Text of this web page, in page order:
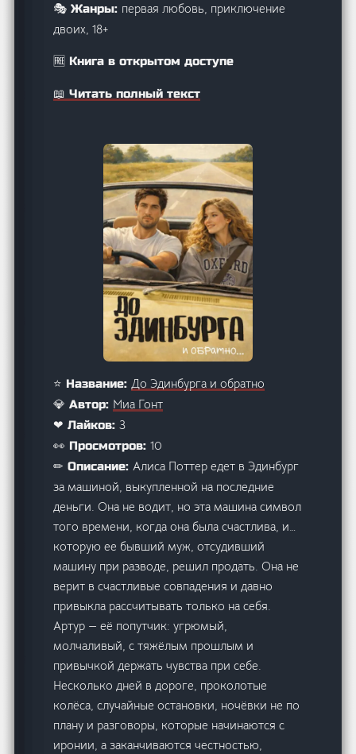
🎭 Жанры: первая любовь, приключение
двоих, 18+
🆓 Книга в открытом доступе
📖 Читать полный текст
⭐ Название:До Эдинбурга и обратно
💎 Автор: Миа Гонт
❤ Лайков:3
👀 Просмотров:10
✏ Описание:Алиса Поттер едет в Эдинбург
за машиной, выкупленной на последние
деньги. Она не водит, но эта машина символ
того времени, когда она была счастлива, и…
которую ее бывший муж, отсудивший
машину при разводе, решил продать. Она не
верит в счастливые совпадения и давно
привыкла рассчитывать только на себя.
Артур — её попутчик: угрюмый,
молчаливый, с тяжёлым прошлым и
привычкой держать чувства при себе.
Несколько дней в дороге, проколотые
колёса, случайные остановки, ночёвки не по
плану и разговоры, которые начинаются с
иронии, а заканчиваются честностью,